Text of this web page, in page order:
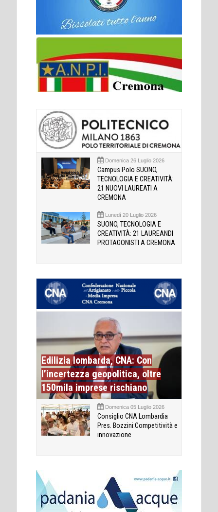
Domenica 26 Luglio 2026
Campus Polo SUONO,
TECNOLOGIA E CREATIVITÀ:
21 NUOVI LAUREATI A
CREMONA
Lunedì 20 Luglio 2026
SUONO, TECNOLOGIA E
CREATIVITÀ: 21 LAUREANDI
PROTAGONISTI A CREMONA
Edilizia lombarda, CNA: Con
l’incertezza geopolitica, oltre
150mila imprese rischiano
Domenica 05 Luglio 2026
Consiglio CNA Lombardia
Pres. Bozzini:Competitività e
innovazione